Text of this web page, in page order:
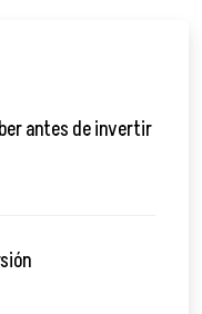
antes de invertir